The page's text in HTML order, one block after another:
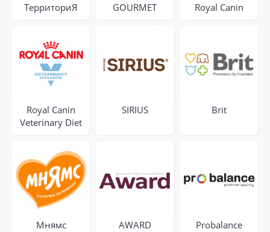
ТерриториЯ GOURMET Royal Canin
Royal Canin
Veterinary Diet
SIRIUS Brit
Мнямс AWARD Probalance